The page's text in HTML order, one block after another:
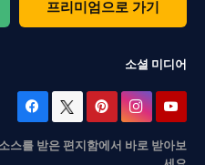
프리미엄으로 가기
소셜 미디어
스를 받은 편지함에서 바로 받아보